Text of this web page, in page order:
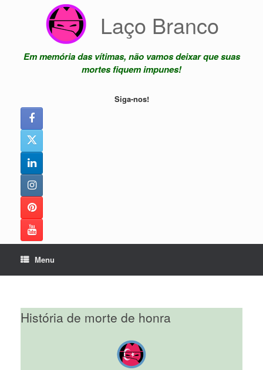
Laço Branco
Em memória das vítimas, não vamos deixar que suas
mortes fiquem impunes!
Siga-nos!
Menu
História de morte de honra